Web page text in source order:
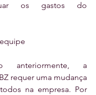
os gastos do
anteriormente, a
requer uma mudança
na empresa. Por